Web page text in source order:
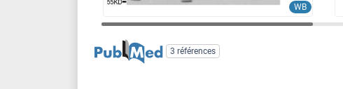
WB
3 références